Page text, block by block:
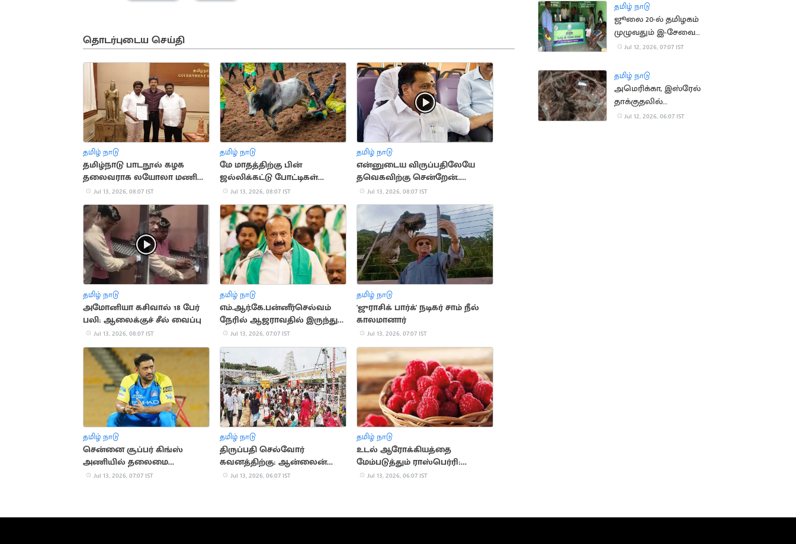
தொடர்புடைய செய்தி
தமிழ் நாடு
தமிழ்நாடு பாடநூல் கழக
தலைவராக லயோலா மணி
நியமனம்
Jul 13, 2026, 08:07 IST
தமிழ் நாடு
மே மாதத்திற்கு பின்
ஜல்லிக்கட்டு போட்டிகள்
நடத்தக்கூடாது.. நீதிமன்றம்
Jul 13, 2026, 08:07 IST
தமிழ் நாடு
என்னுடைய விருப்பதிலேயே
தவெகவிற்கு சென்றேன்..
எம்.ஆர்.விஜயபாஸ்கர்
Jul 13, 2026, 08:07 IST
தமிழ் நாடு
அமோனியா கசிவால் 18 பேர்
பலி: ஆலைக்குச் சீல் வைப்பு
Jul 13, 2026, 08:07 IST
தமிழ் நாடு
எம்.ஆர்.கே.பன்னீர்செல்வம்
நேரில் ஆஜராவதில் இருந்து
விலக்கு
Jul 13, 2026, 07:07 IST
தமிழ் நாடு
'ஜுராசிக் பார்க்' நடிகர் சாம் நீல்
காலமானார்
Jul 13, 2026, 07:07 IST
தமிழ் நாடு
சென்னை சூப்பர் கிங்ஸ்
அணியில் தலைமை
பயிற்சியாளர் ஆகும் தோனி?
Jul 13, 2026, 07:07 IST
தமிழ் நாடு
திருப்பதி செல்வோர்
கவனத்திற்கு: ஆன்லைன்
தரிசன டிக்கெட் அறிவிப்பு
Jul 13, 2026, 06:07 IST
தமிழ் நாடு
உடல் ஆரோக்கியத்தை
மேம்படுத்தும் ராஸ்பெர்ரி:
தினமும் சாப்பிட நிபுணர்கள்
Jul 13, 2026, 06:07 IST
தமிழ் நாடு
ஜூலை 20-ல் தமிழகம்
முழுவதும் இ-சேவை
மையங்கள் மூடல்
Jul 12, 2026, 07:07 IST
தமிழ் நாடு
அமெரிக்கா, இஸ்ரேல்
தாக்குதலில்
சேதமடைந்த அணுசக்தி
Jul 12, 2026, 06:07 IST